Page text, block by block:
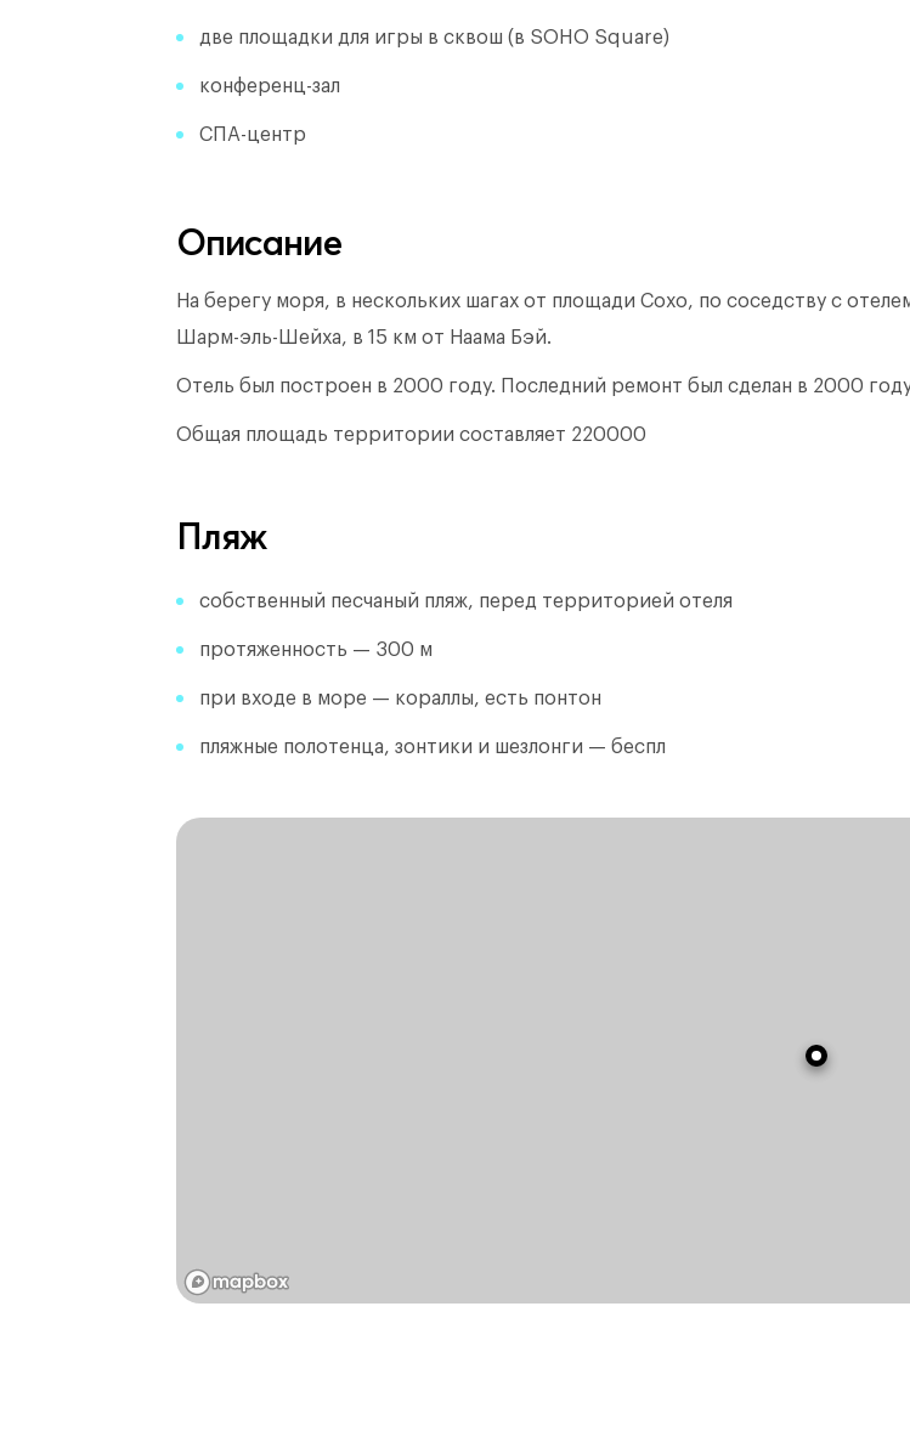
две площадки для игры в сквош (в SOHO Square)
конференц-зал
​СПА-центр
Описание
На берегу моря, в нескольких шагах от площади Сохо, по соседству с
Шарм-эль-Шейха, в 15 км от Наама Бэй.
Отель был построен в 2000 году. Последний ремонт был сделан в 2000
Общая площадь территории составляет 220000
Пляж
собственный песчаный пляж, перед территорией отеля
протяженность — 300 м
при входе в море — кораллы, есть понтон
пляжные полотенца, зонтики и шезлонги — беспл